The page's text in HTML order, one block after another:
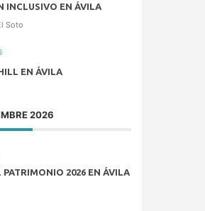
INCLUSIVO EN ÁVILA
Soto
EN ÁVILA
2026
PATRIMONIO 2026 EN ÁVILA